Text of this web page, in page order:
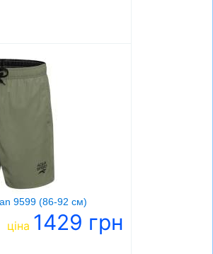
9599 (86-92 см)
ціна 1429 грн